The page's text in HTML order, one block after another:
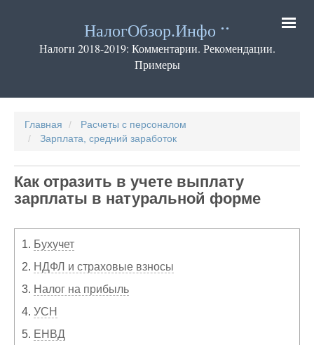
содержанию
НалогОбзор.Инфо
Налоги 2018-2019: Комментарии. Рекомендации.
Примеры
Главная
Расчеты с персоналом
Зарплата, средний заработок
Как отразить в учете выплату
зарплаты в натуральной форме
1. Бухучет
2. НДФЛ и страховые взносы
3. Налог на прибыль
4. УСН
5. ЕНВД